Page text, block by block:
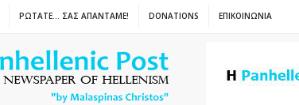
ΡΩΤΑΤΕ… ΣΑΣ ΑΠΑΝΤΑΜΕ! DONATIONS ΕΠΙΚΟΙΝΩΝΙΑ